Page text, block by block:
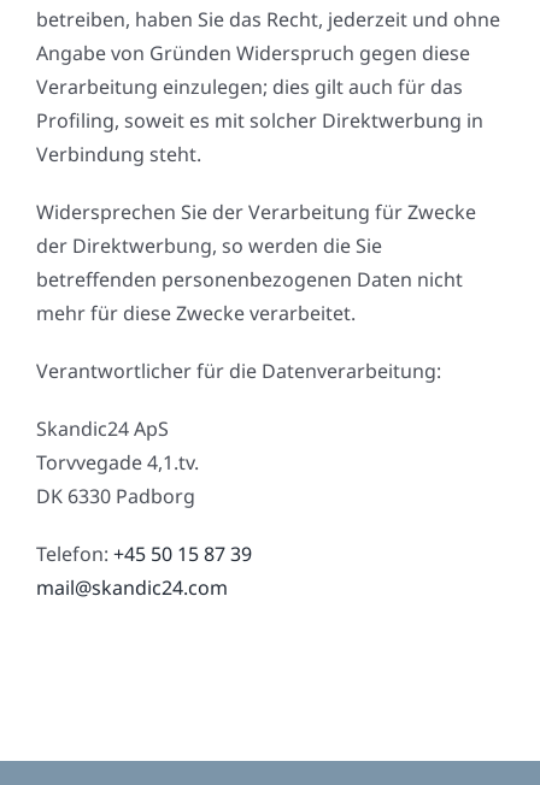
betreiben, haben Sie das Recht, jederzeit und ohne
Angabe von Gründen Widerspruch gegen diese
Verarbeitung einzulegen; dies gilt auch für das
Profiling, soweit es mit solcher Direktwerbung in
Verbindung steht.
Widersprechen Sie der Verarbeitung für Zwecke
der Direktwerbung, so werden die Sie
betreffenden personenbezogenen Daten nicht
mehr für diese Zwecke verarbeitet.
Verantwortlicher für die Datenverarbeitung:
Skandic24 ApS
Torvvegade 4,1.tv.
DK 6330 Padborg
Telefon: +45 50 15 87 39
mail@skandic24.com